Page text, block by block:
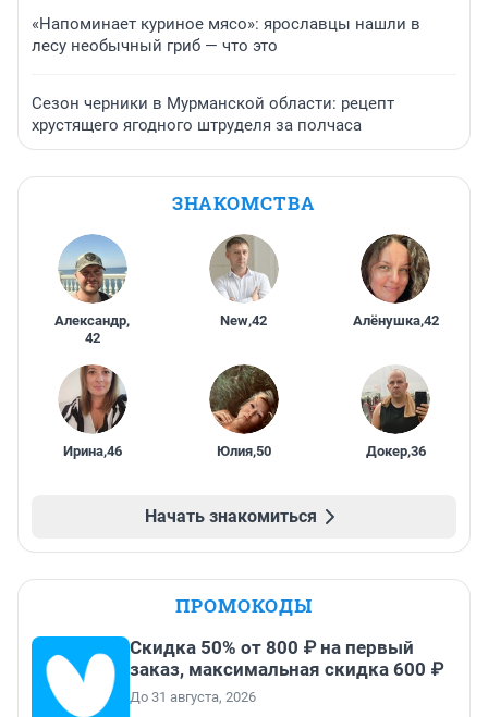
«Напоминает куриное мясо»: ярославцы нашли в
лесу необычный гриб — что это
Сезон черники в Мурманской области: рецепт
хрустящего ягодного штруделя за полчаса
ЗНАКОМСТВА
Александр,
42
New,42 Алёнушка,42
Ирина,46 Юлия,50 Докер,36
Начать знакомиться
ПРОМОКОДЫ
Скидка 50% от 800 ₽ на первый
заказ, максимальная скидка 600 ₽
До 31 августа, 2026